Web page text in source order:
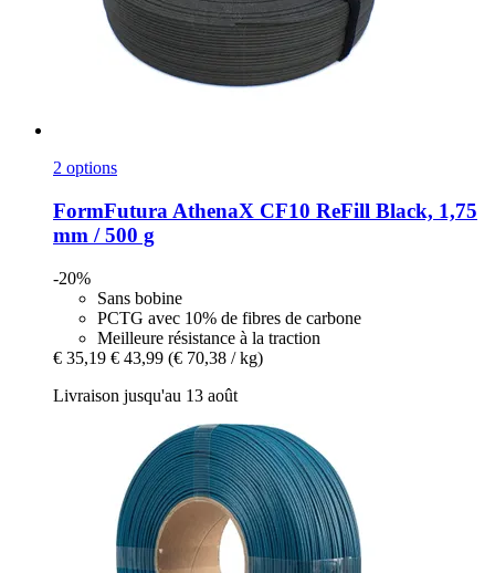
2 options
FormFutura AthenaX CF10 ReFill Black, 1,75
mm / 500 g
-20%
Sans bobine
PCTG avec 10% de fibres de carbone
Meilleure résistance à la traction
€ 35,19 € 43,99 (€ 70,38 / kg)
Livraison jusqu'au 13 août